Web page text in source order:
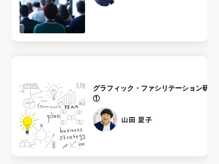
グラフィック・ファシリテーション研修
①
山田 夏子